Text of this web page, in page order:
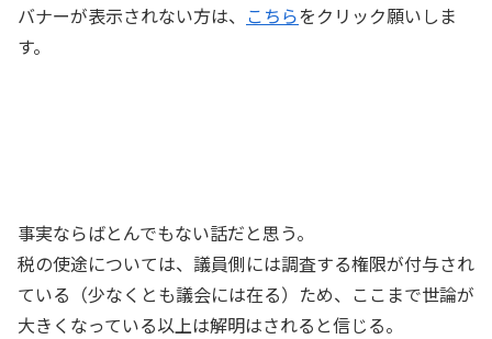
バナーが表示されない方は、 こちらをクリック願いしま
す。
事実ならばとんでもない話だと思う。
税の使途については、議員側には調査する権限が付与され
ている（少なくとも議会には在る）ため、ここまで世論が
大きくなっている以上は解明はされると信じる。